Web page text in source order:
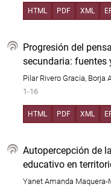
HTML PDF XML
Progresión del
secundaria: fuentes
Pilar Rivero Gracia, Borja
1-16
HTML PDF XML
Autopercepción de
educativo en
Yanet Amanda Maquera-